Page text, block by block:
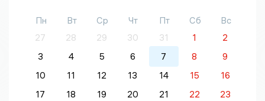
Пн Вт Ср Чт Пт Сб
Вс
27
28 29 30 31 1
2
3
4 5 6 7 8
9
10
11 12 13 14 15
16
17
18 19 20 21 22
23